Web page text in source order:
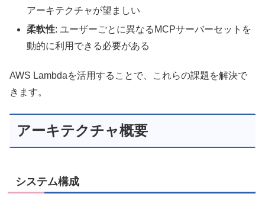
アーキテクチャが望ましい
柔軟性: ユーザーごとに異なるMCPサーバーセットを
動的に利用できる必要がある
AWS Lambdaを活用することで、これらの課題を解決で
きます。
アーキテクチャ概要
システム構成